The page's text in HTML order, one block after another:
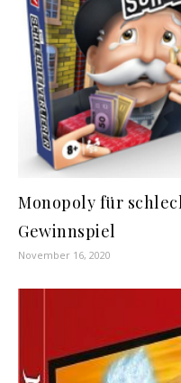
Monopoly für
Gewinnspiel
November 16, 2020